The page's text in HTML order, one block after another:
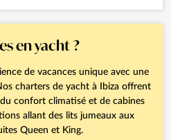
en yacht ?
de vacances unique avec une
charters de yacht à Ibiza offrent
confort climatisé et de cabines
allant des lits jumeaux aux
Queen et King.